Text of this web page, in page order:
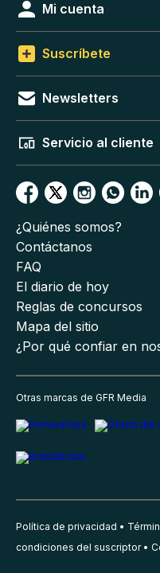
Mi cuenta
Suscríbete
Newsletters
Servicio al cliente
¿Quiénes somos?
Contáctanos
FAQ
El diario de hoy
Reglas de concursos
Mapa del sitio
¿Por qué confiar en
Otras marcas de GFR Media
Política de privacidad
condiciones del suscriptor